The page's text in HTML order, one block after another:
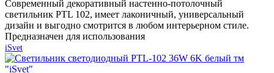
Современный декоративный настенно-потолочный
светильник PTL 102, имеет лаконичный, универсальный
дизайн и выгодно смотрится в любом интерьерном стиле.
Предназначен для использования
iSvet